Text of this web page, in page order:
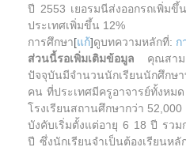
ปี 2553 เยอรมนีส่งออกรถเพิ่ม
ประเทศเพิ่มขึ้น 12%
การศึกษา[แก้]ดูบทความหลักที่: ก
ส่วนนี้รอเพิ่มเติมข้อมูล คุณสาม
ปัจจุบันมีจำนวนนักเรียนนักศึก
คน ที่ประเทศมีครูอาจารย์ทั้งหม
โรงเรียนสถานศึกษากว่า
บังคับเริ่มตั้งแต่อายุ 6 18 ปี รว
ปี ซึ่งนักเรียนจำเป็นต้องเรียนห